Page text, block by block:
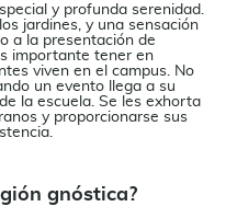
y profunda serenidad.
jardines, y una sensación
a la presentación de
importante tener en
viven en el campus. No
un evento llega a su
la escuela. Se les exhorta
y proporcionarse sus
gnóstica?